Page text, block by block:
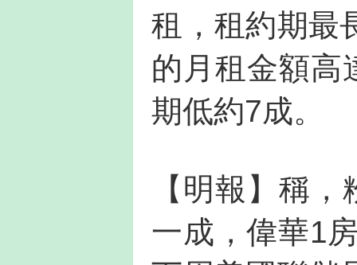
租，租約期最
的月租金額高
期低約7成。
【明報】稱
一成，偉華1